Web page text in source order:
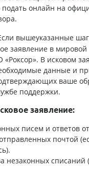
онлайн на
вышеуказанные
заявление в мировой
В исковом
данные и
ваше
поддержки.
заявление:
писем и ответов
почтой
незаконных списаний